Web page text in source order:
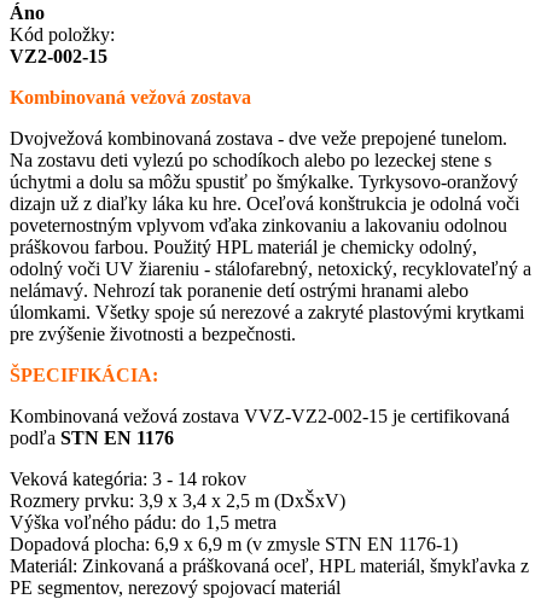
Áno
Kód položky:
VZ2-002-15
Kombinovaná vežová zostava
Dvojvežová kombinovaná zostava - dve veže prepojené tunelom.
Na zostavu deti vylezú po schodíkoch alebo po lezeckej stene s
úchytmi a dolu sa môžu spustiť po šmýkalke. Tyrkysovo-oranžový
dizajn už z diaľky láka ku hre. Oceľová konštrukcia je odolná voči
poveternostným vplyvom vďaka zinkovaniu a lakovaniu odolnou
práškovou farbou. Použitý HPL materiál je chemicky odolný,
odolný voči UV žiareniu - stálofarebný, netoxický, recyklovateľný a
nelámavý. Nehrozí tak poranenie detí ostrými hranami alebo
úlomkami. Všetky spoje sú nerezové a zakryté plastovými krytkami
pre zvýšenie životnosti a bezpečnosti.
ŠPECIFIKÁCIA:
Kombinovaná vežová zostava VVZ-VZ2-002-15 je certifikovaná
podľa STN EN 1176
Veková kategória: 3 - 14 rokov
Rozmery prvku: 3,9 x 3,4 x 2,5 m (DxŠxV)
Výška voľného pádu: do 1,5 metra
Dopadová plocha: 6,9 x 6,9 m (v zmysle STN EN 1176-1)
Materiál: Zinkovaná a práškovaná oceľ, HPL materiál, šmykľavka z
PE segmentov, nerezový spojovací materiál